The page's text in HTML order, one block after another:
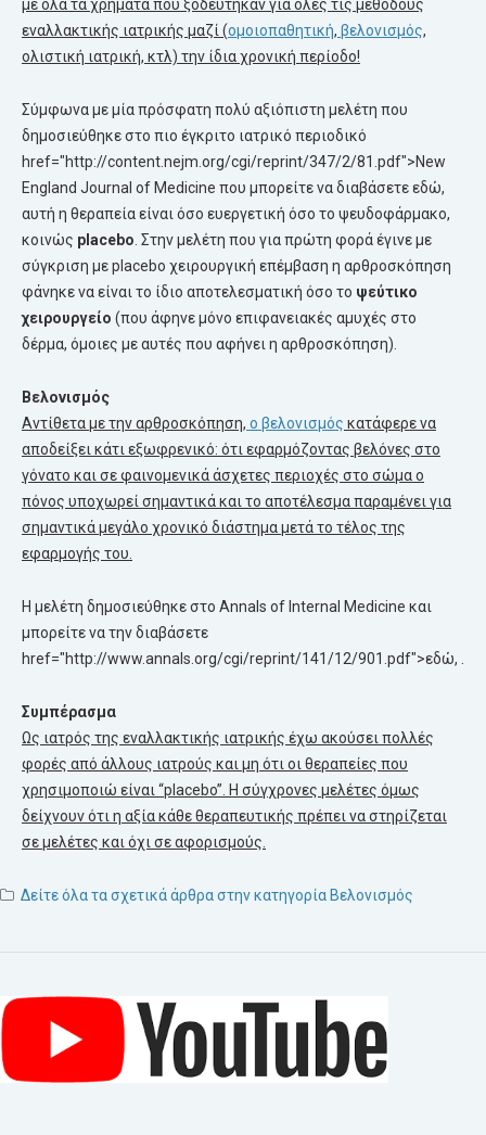
με όλα τα χρήματα που ξοδεύτηκαν για όλες τις μεθόδους
εναλλακτικής ιατρικής μαζί (ομοιοπαθητική, βελονισμός,
ολιστική ιατρική, κτλ) την ίδια χρονική περίοδο!
Σύμφωνα με μία πρόσφατη πολύ αξιόπιστη μελέτη που
δημοσιεύθηκε στο πιο έγκριτο ιατρικό περιοδικό
href="http://content.nejm.org/cgi/reprint/347/2/81.pdf">New
England Journal of Medicine που μπορείτε να διαβάσετε εδώ,
αυτή η θεραπεία είναι όσο ευεργετική όσο το ψευδοφάρμακο,
κοινώς placebo . Στην μελέτη που για πρώτη φορά έγινε με
σύγκριση με placebo χειρουργική επέμβαση η αρθροσκόπηση
φάνηκε να είναι το ίδιο αποτελεσματική όσο το ψεύτικο
χειρουργείο (που άφηνε μόνο επιφανειακές αμυχές στο
δέρμα, όμοιες με αυτές που αφήνει η αρθροσκόπηση).
Βελονισμός
Αντίθετα με την αρθροσκόπηση, ο βελονισμός κατάφερε να
αποδείξει κάτι εξωφρενικό: ότι εφαρμόζοντας βελόνες στο
γόνατο και σε φαινομενικά άσχετες περιοχές στο σώμα ο
πόνος υποχωρεί σημαντικά και το αποτέλεσμα παραμένει για
σημαντικά μεγάλο χρονικό διάστημα μετά το τέλος της
εφαρμογής του.
Η μελέτη δημοσιεύθηκε στο Annals of Internal Medicine και
μπορείτε να την διαβάσετε
href="http://www.annals.org/cgi/reprint/141/12/901.pdf">εδώ, .
Συμπέρασμα
Ως ιατρός της εναλλακτικής ιατρικής έχω ακούσει πολλές
φορές από άλλους ιατρούς και μη ότι οι θεραπείες που
χρησιμοποιώ είναι “placebo”. Η σύγχρονες μελέτες όμως
δείχνουν ότι η αξία κάθε θεραπευτικής πρέπει να στηρίζεται
σε μελέτες και όχι σε αφορισμούς.
Δείτε όλα τα σχετικά άρθρα στην κατηγορία Βελονισμός